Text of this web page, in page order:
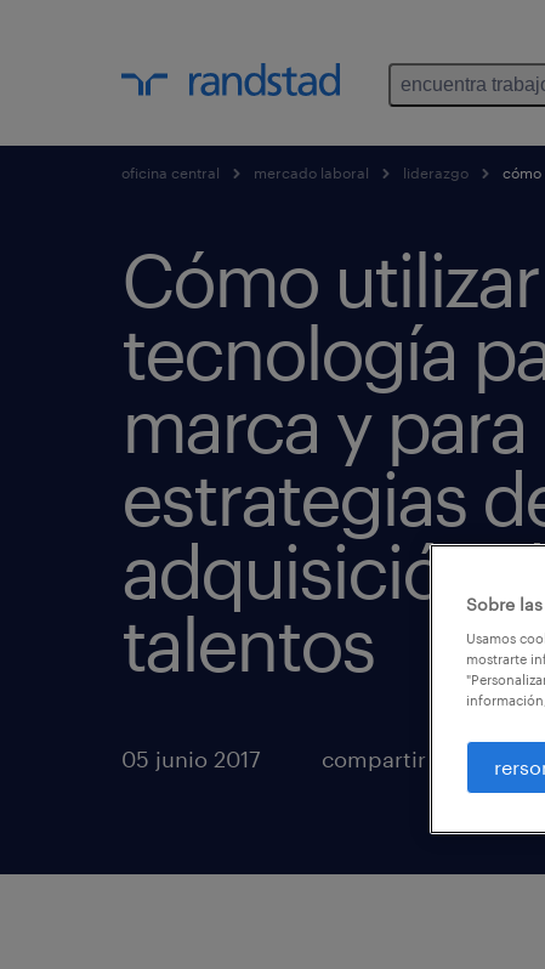
encuentra
oficina central mercado laboral liderazgo cómo
Cómo
tecnología
marca y para
estrategias
adquisición
talentos
05 junio 2017 compartir artículos
Sobre
Usamos
mostrarte